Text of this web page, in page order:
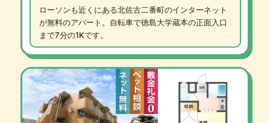
ローソンも近くにある北佐古二番町のインターネット
が無料のアパート。自転車で徳島大学蔵本の正面入口
まで7分の1Kです。